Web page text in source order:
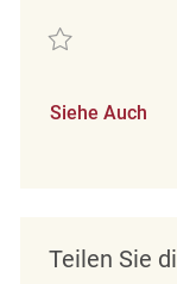
Retten Retail
Siehe Auch
Teilen Sie